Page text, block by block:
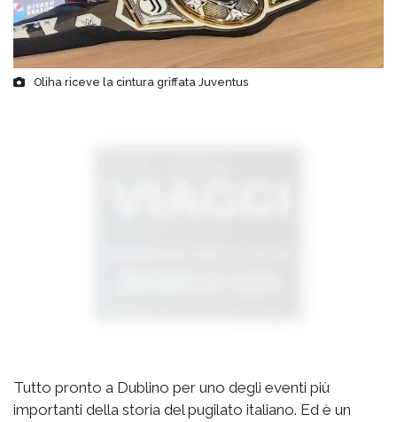
Oliha riceve la cintura griffata Juventus
Tutto pronto a Dublino per uno degli eventi più
importanti della storia del pugilato italiano. Ed è un